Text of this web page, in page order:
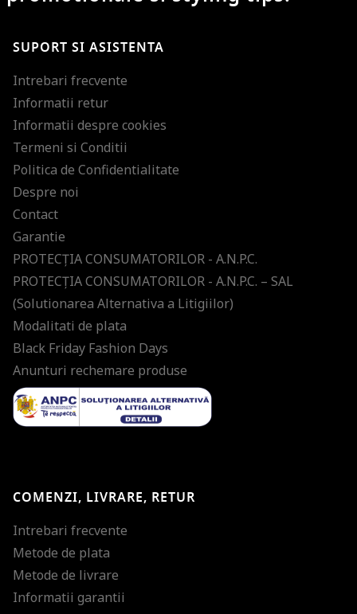
SUPORT SI ASISTENTA
Intrebari frecvente
Informatii retur
Informatii despre cookies
Termeni si Conditii
Politica de Confidentialitate
Despre noi
Contact
Garantie
PROTECŢIA CONSUMATORILOR - A.N.P.C.
PROTECŢIA CONSUMATORILOR - A.N.P.C. – SAL
(Solutionarea Alternativa a Litigiilor)
Modalitati de plata
Black Friday Fashion Days
Anunturi rechemare produse
COMENZI, LIVRARE, RETUR
Intrebari frecvente
Metode de plata
Metode de livrare
Informatii garantii